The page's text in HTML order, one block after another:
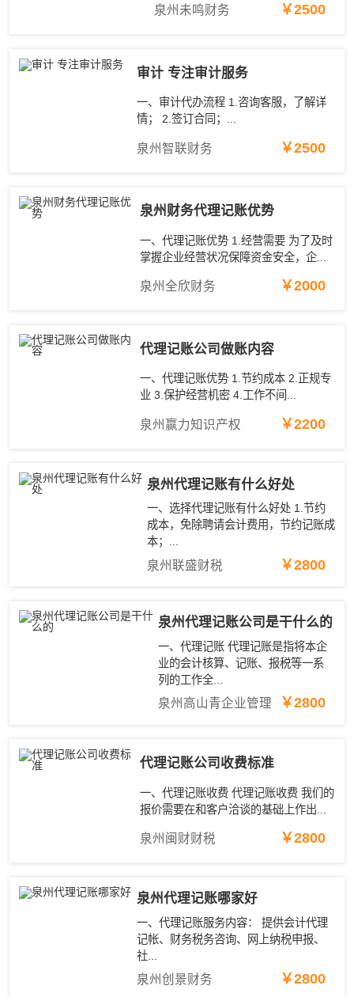
泉州未鸣财务 ￥2500
审计 专注审计服务
一、审计代办流程 1.咨询客服，了解详
情； 2.签订合同；...
泉州智联财务 ￥2500
泉州财务代理记账优势
一、代理记账优势 1.经营需要 为了及时
掌握企业经营状况保障资金安全，企...
泉州全欣财务 ￥2000
代理记账公司做账内容
一、代理记账优势 1.节约成本 2.正规专
业 3.保护经营机密 4.工作不间...
泉州赢力知识产权 ￥2200
泉州代理记账有什么好处
一、选择代理记账有什么好处 1.节约
成本，免除聘请会计费用，节约记账成
本；...
泉州联盛财税 ￥2800
泉州代理记账公司是干什么的
一、代理记账 代理记账是指将本企
业的会计核算、记账、报税等一系
列的工作全...
泉州高山青企业管理 ￥2800
代理记账公司收费标准
一、代理记账收费 代理记账收费 我们的
报价需要在和客户洽谈的基础上作出...
泉州闽财财税 ￥2800
泉州代理记账哪家好
一、代理记账服务内容： 提供会计代理
记帐、财务税务咨询、网上纳税申报、
社...
泉州创景财务 ￥2800